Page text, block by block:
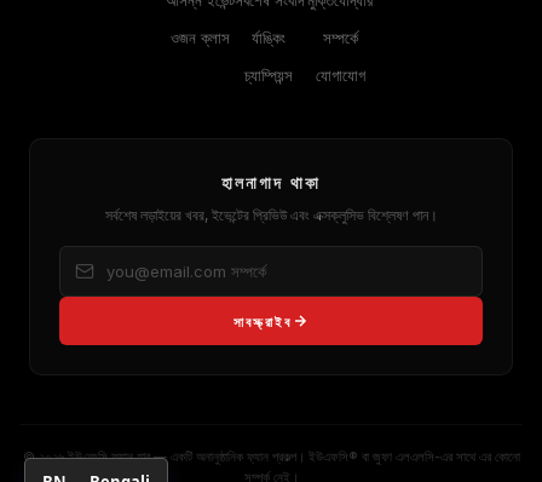
ওজন ক্লাস
র্যাঙ্কিং
চ্যাম্পিয়ন্স
সম্পর্কে
যোগাযোগ
হালনাগাদ থাকা
সর্বশেষ লড়াইয়ের খবর, ইভেন্টের প্রিভিউ এবং এক্সক্লুসিভ বিশ্লেষণ পান।
সাবস্ক্রাইব
© ২০২৬ ইউএফসি ফ্যান হাব — একটি অনানুষ্ঠানিক ফ্যান প্রকল্প। ইউএফসি® বা জুফা এলএলসি-এর সাথে এর কোনো
সম্পর্ক নেই।